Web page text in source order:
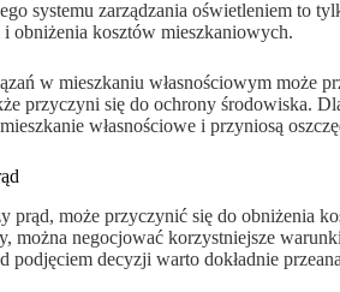
systemu zarządzania oświetleniem to
obniżenia kosztów mieszkaniowych.
w mieszkaniu własnościowym może
przyczyni się do ochrony środowiska.
własnościowe i przyniosą
może przyczynić się do obniżenia
można negocjować korzystniejsze
podjęciem decyzji warto dokładnie